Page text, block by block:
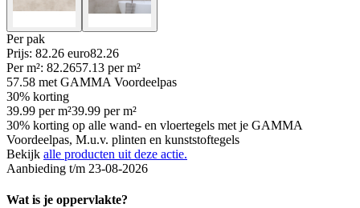
Per pak
Prijs: 82.26 euro82.26
Per m²: 82.2657.13 per m²
57.58 met GAMMA Voordeelpas
30% korting
39.99 per m²39.99 per m²
30% korting op alle wand- en vloertegels met je GAMMA
Voordeelpas, M.u.v. plinten en kunststoftegels
Bekijk alle producten uit deze actie.
Aanbieding t/m 23-08-2026
Wat is je oppervlakte?